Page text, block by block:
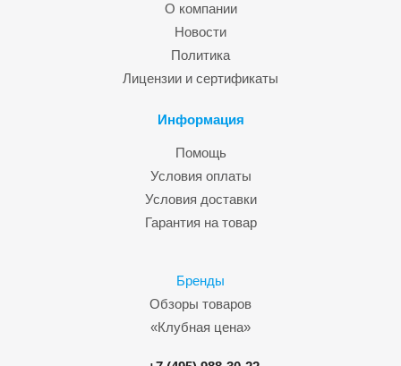
О компании
Новости
Политика
Лицензии и сертификаты
Информация
Помощь
Условия оплаты
Условия доставки
Гарантия на товар
Бренды
Обзоры товаров
«Клубная цена»